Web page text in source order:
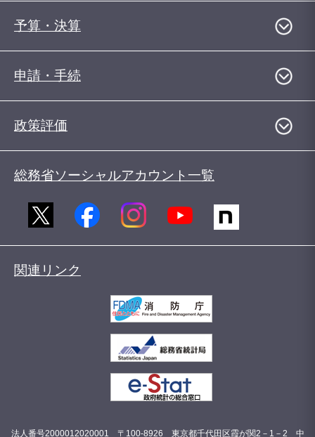
予算・決算
申請・手続
政策評価
総務省ソーシャルアカウント一覧
関連リンク
法人番号2000012020001 〒100-8926 東京都千代田区霞が関2－1－2 中